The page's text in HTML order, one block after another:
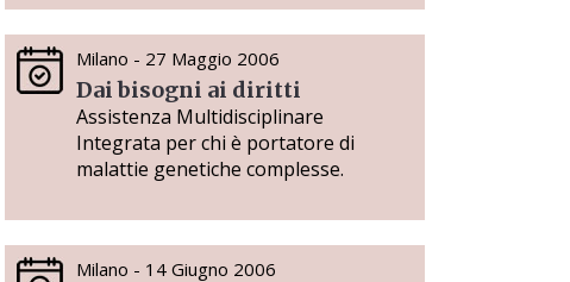
Milano - 27 Maggio 2006
Dai bisogni ai diritti
Assistenza Multidisciplinare
Integrata per chi è portatore di
malattie genetiche complesse.
Milano - 14 Giugno 2006